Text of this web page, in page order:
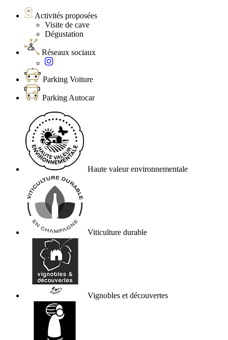
Activités proposées
Visite de cave
Dégustation
Réseaux sociaux
Parking Voiture
Parking Autocar
Haute valeur environnementale
Viticulture durable
Vignobles et découvertes